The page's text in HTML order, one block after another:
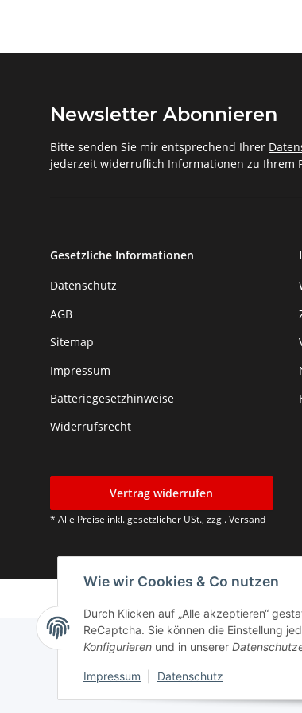
Wie wir Cookies & Co nutzen
Durch Klicken auf „Alle akzeptieren“
ReCaptcha. Sie können die Einstellung
Konfigurieren und in unserer
Impressum Datenschutz
Newsletter Abonnieren
Bitte senden Sie mir entsprechend Ihrer
jederzeit widerruflich Informationen zu Ihrem
Gesetzliche Informationen
Datenschutz
AGB
Sitemap
Impressum
Batteriegesetzhinweise
Widerrufsrecht
Vertrag widerrufen
* Alle Preise inkl. gesetzlicher USt., zzgl.Versand